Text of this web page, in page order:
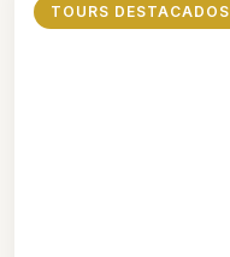
TOURS DESTACADOS